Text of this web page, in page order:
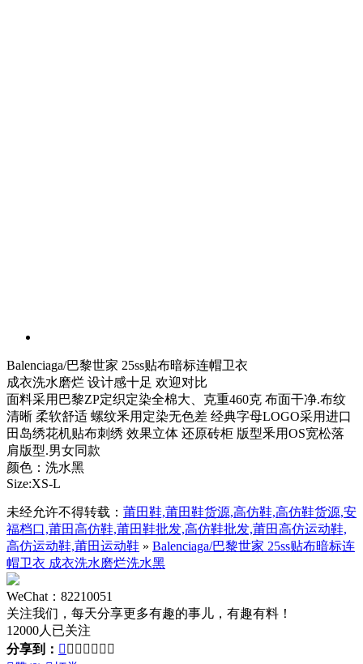
Balenciaga/巴黎世家 25ss贴布暗标连帽卫衣
成衣洗水磨烂 设计感十足 欢迎对比
面料采用巴黎ZP定织定染全棉大、克重460克 布面干净.布纹
清晰 柔软舒适 螺纹釆用定染无色差 经典字母LOGO采用进口
田岛绣花机贴布刺绣 效果立体 还原砖柜 版型釆用OS宽松落
肩版型.男女同款
颜色：洗水黑
Size:XS-L
未经允许不得转载： 莆田鞋,莆田鞋货源,高仿鞋,高仿鞋货源,安
福档口,莆田高仿鞋,莆田鞋批发,高仿鞋批发,莆田高仿运动鞋,
高仿运动鞋,莆田运动鞋 » Balenciaga/巴黎世家 25ss贴布暗标连
帽卫衣 成衣洗水磨烂洗水黑
WeChat：82210051
关注我们，每天分享更多有趣的事儿，有趣有料！
12000人已关注
分享到：       